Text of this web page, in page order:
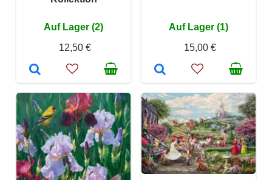
Auf Lager (2)
12,50 €
Auf Lager (1)
15,00 €